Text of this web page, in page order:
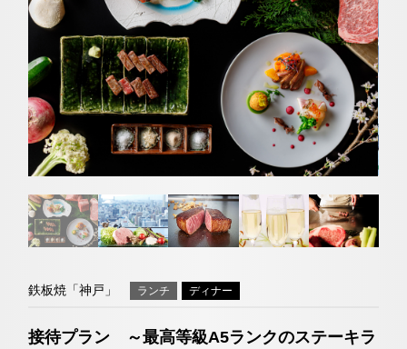
グラスミア大
阪｜難波駅・
なんば駅近く
のホテル
鉄板焼「神戸」 ランチ ディナー
接待プラン ～最高等級A5ランクのステーキラ
アクセス・観光情報
よくあるご質問
お問い合せ
オンラインショップ
トリ
ップ
アド
ザー
ユー
チュ
ーブ
イン
スタ
グラ
ファ
イス
ブッ
クラブモントレ
エリア別ホテル一覧
お問い合わせ
鉄板焼「神戸」
ネットで予約する
（受付時間 11:30～20:00）
お問い合わせ
チェックアウト
人数 2人 室数 1室
チェックイン日がお決まりでない方